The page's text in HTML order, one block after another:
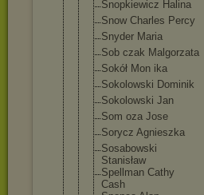
Snopkiewicz Halina
Snow Charles Percy
Snyder Maria
Sob czak Malgorzata
Sokół Mon ika
Sokolowski Dominik
Sokolowski Jan
Som oza Jose
Sorycz Agnieszka
Sosabowski
Stanisław
Spellman Cathy
Cash